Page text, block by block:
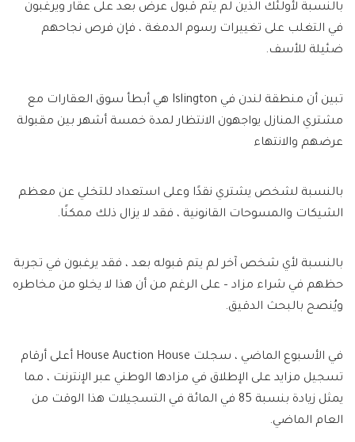
بالنسبة لأولئك الذين لم يتم قبول عرض بعد على عقار ويرغبون
في التغلب على تغييرات رسوم الدمغة ، فإن فرص نجاحهم
ضئيلة للأسف.
تبين أن منطقة لندن في Islington هي أبطأ سوق العقارات مع
مشتري المنازل يواجهون الانتظار لمدة خمسة أشهر بين مقبولة
عرضهم والانتهاء
بالنسبة لشخص يشتري نقدًا وعلى استعداد للتخلي عن معظم
الشيكات والمسوحات القانونية ، فقد لا يزال ذلك ممكنًا.
بالنسبة لأي شخص آخر لم يتم قبوله بعد ، فقد يرغبون في تجربة
حظهم في شراء مزاد – على الرغم من أن هذا لا يخلو من مخاطره
ويُنصح بالبحث الدقيق.
في الأسبوع الماضي ، سجلت House Auction House أعلى أرقام
تسجيل مزايد على الإطلاق في مزادها الوطني عبر الإنترنت ، مما
يمثل زيادة بنسبة 85 في المائة في التسجيلات هذا الوقت من
العام الماضي.